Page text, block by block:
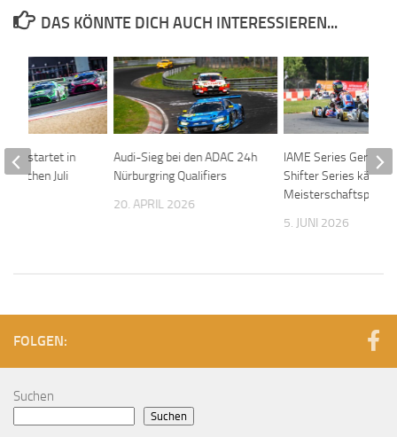
DAS KÖNNTE DICH AUCH INTERESSIEREN...
Audi-Sieg bei den ADAC 24h
Nürburgring Qualifiers
20. APRIL 2026
IAME Series
Shifter Series
5. JUNI 2026
startet in
Juli
FOLGEN:
Suchen
Suchen